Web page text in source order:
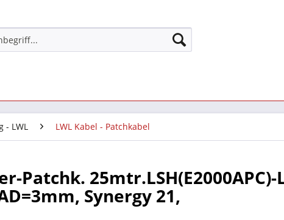
- LWL LWL Kabel - Patchkabel
Patchk. 25mtr.LSH(E2000APC)-
Synergy 21,